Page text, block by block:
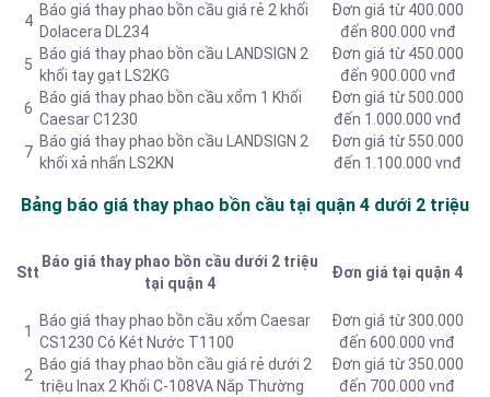
4
Báo giá thay phao bồn cầu giá rẻ 2 khối
Dolacera DL234
Đơn giá từ 400.000
đến 800.000 vnđ
5
Báo giá thay phao bồn cầu LANDSIGN 2
khối tay gạt LS2KG
Đơn giá từ 450.000
đến 900.000 vnđ
6
Báo giá thay phao bồn cầu xổm 1 Khối
Caesar C1230
Đơn giá từ 500.000
đến 1.000.000 vnđ
7
Báo giá thay phao bồn cầu LANDSIGN 2
khối xả nhấn LS2KN
Đơn giá từ 550.000
đến 1.100.000 vnđ
Bảng báo giá thay phao bồn cầu tại quận 4 dưới 2 triệu
Stt
Báo giá thay phao bồn cầu dưới 2 triệu
tại quận 4
Đơn giá tại quận 4
1
Báo giá thay phao bồn cầu xổm Caesar
CS1230 Có Két Nước T1100
Đơn giá từ 300.000
đến 600.000 vnđ
2
Báo giá thay phao bồn cầu giá rẻ dưới 2
triệu Inax 2 Khối C-108VA Nắp Thường
Đơn giá từ 350.000
đến 700.000 vnđ